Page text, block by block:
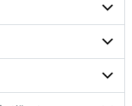
för
Väder
för